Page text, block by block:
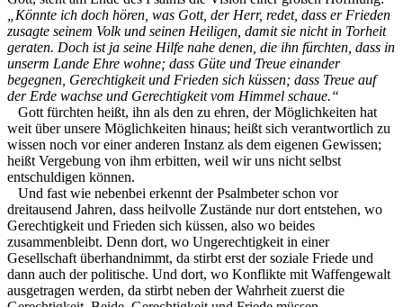
„Könnte ich doch hören, was Gott, der Herr, redet, dass er Frieden
zusagte seinem Volk und seinen Heiligen, damit sie nicht in Torheit
geraten. Doch ist ja seine Hilfe nahe denen, die ihn fürchten, dass in
unserm Lande Ehre wohne; dass Güte und Treue einander
begegnen, Gerechtigkeit und Frieden sich küssen; dass Treue auf
der Erde wachse und Gerechtigkeit vom Himmel schaue.“
Gott fürchten heißt, ihn als den zu ehren, der Möglichkeiten hat
weit über unsere Möglichkeiten hinaus; heißt sich verantwortlich zu
wissen noch vor einer anderen Instanz als dem eigenen Gewissen;
heißt Vergebung von ihm erbitten, weil wir uns nicht selbst
entschuldigen können.
Und fast wie nebenbei erkennt der Psalmbeter schon vor
dreitausend Jahren, dass heilvolle Zustände nur dort entstehen, wo
Gerechtigkeit und Frieden sich küssen, also wo beides
zusammenbleibt. Denn dort, wo Ungerechtigkeit in einer
Gesellschaft überhandnimmt, da stirbt erst der soziale Friede und
dann auch der politische. Und dort, wo Konflikte mit Waffengewalt
ausgetragen werden, da stirbt neben der Wahrheit zuerst die